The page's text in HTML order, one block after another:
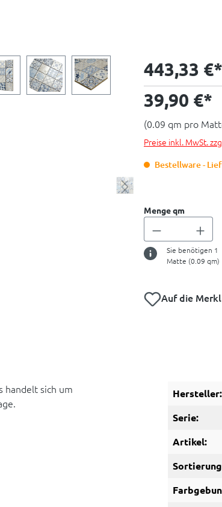
443,33 €*
39,90 €*
(0.09 qm pro
Preise inkl. MwSt.
Bestellware -
Menge qm
Sie benötigen 1
Matte (0.09 qm)
Auf die
handelt sich um
Hersteller:
Serie:
Artikel: